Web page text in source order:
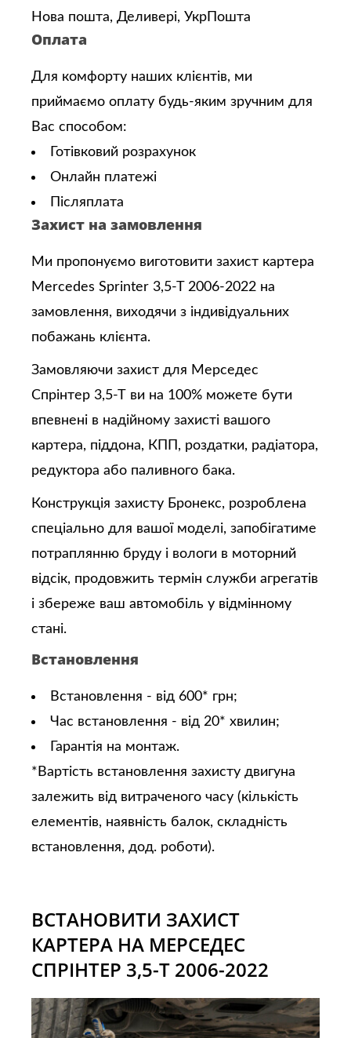
ВСТАНОВИТИ ЗАХИСТ
КАРТЕРА НА МЕРСЕДЕС
СПРІНТЕР 3,5-Т 2006-2022
Нова пошта, Деливері, УкрПошта
Оплата
Для комфорту наших клієнтів, ми
приймаємо оплату будь-яким зручним для
Вас способом:
Готівковий розрахунок
Онлайн платежі
Післяплата
Захист на замовлення
Ми пропонуємо виготовити захист картера
Mercedes Sprinter 3,5-T 2006-2022 на
замовлення, виходячи з індивідуальних
побажань клієнта.
Замовляючи захист для Мерседес
Спрінтер 3,5-Т ви на 100% можете бути
впевнені в надійному захисті вашого
картера, піддона, КПП, роздатки, радіатора,
редуктора або паливного бака.
Конструкція захисту Бронекс, розроблена
спеціально для вашої моделі, запобігатиме
потраплянню бруду і вологи в моторний
відсік, продовжить термін служби агрегатів
і збереже ваш автомобіль у відмінному
стані.
Встановлення
Встановлення - від 600* грн;
Час встановлення - від 20* хвилин;
Гарантія на монтаж.
*Вартість встановлення захисту двигуна
залежить від витраченого часу (кількість
елементів, наявність балок, складність
встановлення, дод. роботи).